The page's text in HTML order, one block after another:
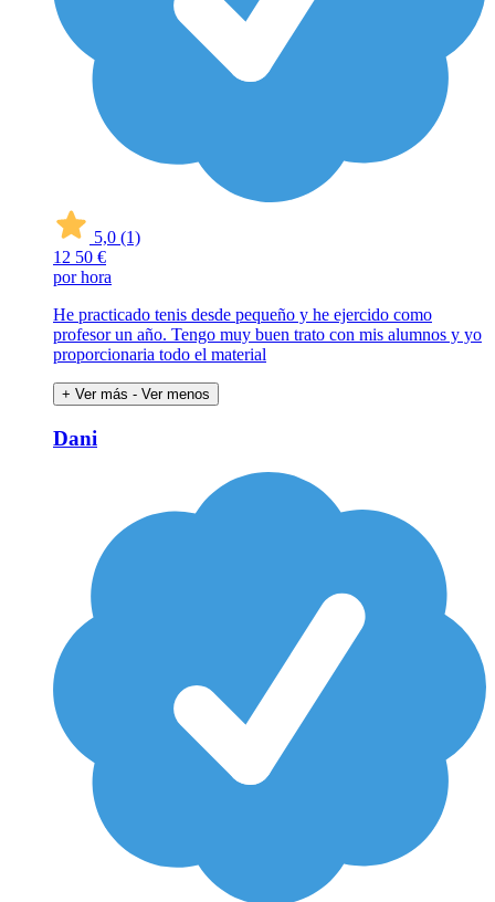
5,0 (1)
12 50 €
por hora
He practicado tenis desde pequeño y he ejercido como
profesor un año. Tengo muy buen trato con mis alumnos y yo
proporcionaria todo el material
+ Ver más - Ver menos
Dani